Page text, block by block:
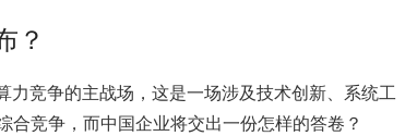
？
力竞争的主战场，这是一场涉及技术创新、系统工
合竞争，而中国企业将交出一份怎样的答卷？